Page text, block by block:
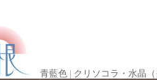
青藍色 | クリソコラ・水晶